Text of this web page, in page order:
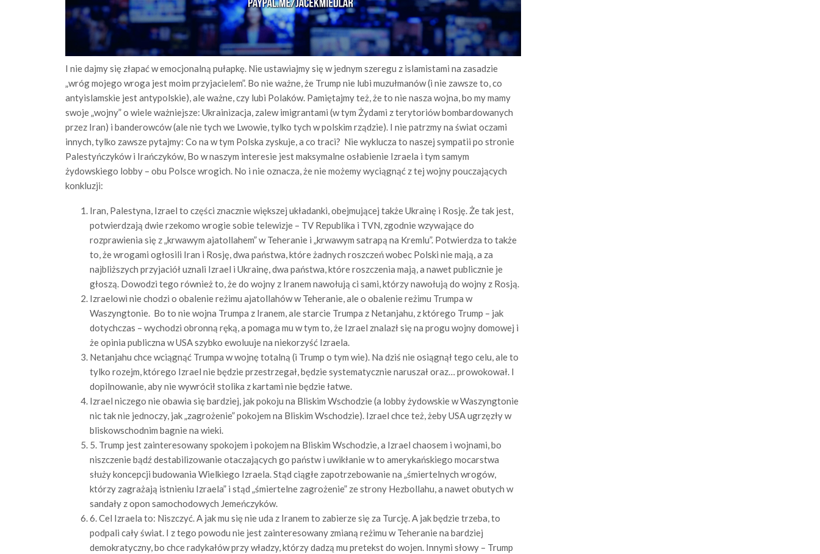
I nie dajmy się złapać w emocjonalną pułapkę. Nie ustawiajmy się w jednym szeregu z islamistami na zasadzie
„wróg mojego wroga jest moim przyjacielem”. Bo nie ważne, że Trump nie lubi muzułmanów (i nie zawsze to, co
antyislamskie jest antypolskie), ale ważne, czy lubi Polaków. Pamiętajmy też, że to nie nasza wojna, bo my mamy
swoje „wojny” o wiele ważniejsze: Ukrainizacja, zalew imigrantami (w tym Żydami z terytoriów bombardowanych
przez Iran) i banderowców (ale nie tych we Lwowie, tylko tych w polskim rządzie). I nie patrzmy na świat oczami
innych, tylko zawsze pytajmy: Co na w tym Polska zyskuje, a co traci? Nie wyklucza to naszej sympatii po stronie
Palestyńczyków i Irańczyków, Bo w naszym interesie jest maksymalne osłabienie Izraela i tym samym
żydowskiego lobby – obu Polsce wrogich. No i nie oznacza, że nie możemy wyciągnąć z tej wojny pouczających
konkluzji:
Iran, Palestyna, Izrael to części znacznie większej układanki, obejmującej także Ukrainę i Rosję. Że tak jest,
potwierdzają dwie rzekomo wrogie sobie telewizje – TV Republika i TVN, zgodnie wzywające do
rozprawienia się z „krwawym ajatollahem” w Teheranie i „krwawym satrapą na Kremlu”. Potwierdza to także
to, że wrogami ogłosili Iran i Rosję, dwa państwa, które żadnych roszczeń wobec Polski nie mają, a za
najbliższych przyjaciół uznali Izrael i Ukrainę, dwa państwa, które roszczenia mają, a nawet publicznie je
głoszą. Dowodzi tego również to, że do wojny z Iranem nawołują ci sami, którzy nawołują do wojny z Rosją.
Izraelowi nie chodzi o obalenie reżimu ajatollahów w Teheranie, ale o obalenie reżimu Trumpa w
Waszyngtonie. Bo to nie wojna Trumpa z Iranem, ale starcie Trumpa z Netanjahu, z którego Trump – jak
dotychczas – wychodzi obronną ręką, a pomaga mu w tym to, że Izrael znalazł się na progu wojny domowej i
że opinia publiczna w USA szybko ewoluuje na niekorzyść Izraela.
Netanjahu chce wciągnąć Trumpa w wojnę totalną (i Trump o tym wie). Na dziś nie osiągnął tego celu, ale to
tylko rozejm, którego Izrael nie będzie przestrzegał, będzie systematycznie naruszał oraz… prowokował. I
dopilnowanie, aby nie wywrócił stolika z kartami nie będzie łatwe.
Izrael niczego nie obawia się bardziej, jak pokoju na Bliskim Wschodzie (a lobby żydowskie w Waszyngtonie
nic tak nie jednoczy, jak „zagrożenie” pokojem na Bliskim Wschodzie). Izrael chce też, żeby USA ugrzęzły w
bliskowschodnim bagnie na wieki.
5. Trump jest zainteresowany spokojem i pokojem na Bliskim Wschodzie, a Izrael chaosem i wojnami, bo
niszczenie bądź destabilizowanie otaczających go państw i uwikłanie w to amerykańskiego mocarstwa
służy koncepcji budowania Wielkiego Izraela. Stąd ciągłe zapotrzebowanie na „śmiertelnych wrogów,
którzy zagrażają istnieniu Izraela” i stąd „śmiertelne zagrożenie” ze strony Hezbollahu, a nawet obutych w
sandały z opon samochodowych Jemeńczyków.
6. Cel Izraela to: Niszczyć. A jak mu się nie uda z Iranem to zabierze się za Turcję. A jak będzie trzeba, to
podpali cały świat. I z tego powodu nie jest zainteresowany zmianą reżimu w Teheranie na bardziej
demokratyczny, bo chce radykałów przy władzy, którzy dadzą mu pretekst do wojen. Innymi słowy – Trump